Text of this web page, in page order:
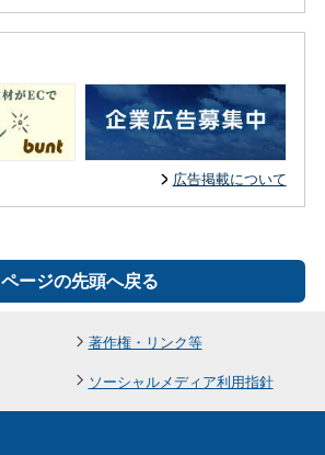
広告掲載について
ページの先頭へ戻る
著作権・リンク等
ソーシャルメディア利用指針